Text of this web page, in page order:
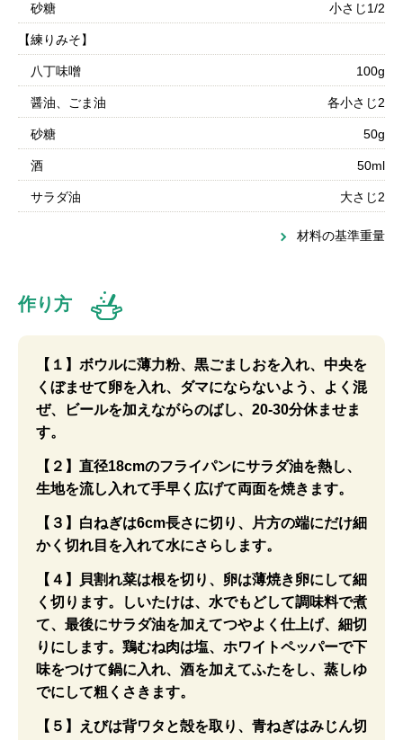
砂糖 小さじ1/2
【練りみそ】
八丁味噌 100g
醤油、ごま油 各小さじ2
砂糖 50g
酒 50ml
サラダ油 大さじ2
材料の基準重量
作り方
【１】ボウルに薄力粉、黒ごましおを入れ、中央を
くぼませて卵を入れ、ダマにならないよう、よく混
ぜ、ビールを加えながらのばし、20-30分休ませま
す。
【２】直径18cmのフライパンにサラダ油を熱し、
生地を流し入れて手早く広げて両面を焼きます。
【３】白ねぎは6cm長さに切り、片方の端にだけ細
かく切れ目を入れて水にさらします。
【４】貝割れ菜は根を切り、卵は薄焼き卵にして細
く切ります。しいたけは、水でもどして調味料で煮
て、最後にサラダ油を加えてつやよく仕上げ、細切
りにします。鶏むね肉は塩、ホワイトペッパーで下
味をつけて鍋に入れ、酒を加えてふたをし、蒸しゆ
でにして粗くさきます。
【５】えびは背ワタと殻を取り、青ねぎはみじん切